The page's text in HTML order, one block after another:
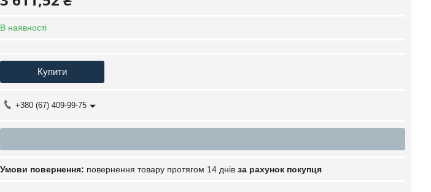
В наявності
Купити
+380 (67) 409-99-75
повернення товару протягом 14 днів за рахунок покупця